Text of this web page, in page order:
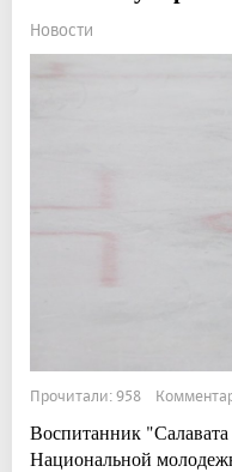
Новости
Прочитали: 958
Воспитанник
Национальной